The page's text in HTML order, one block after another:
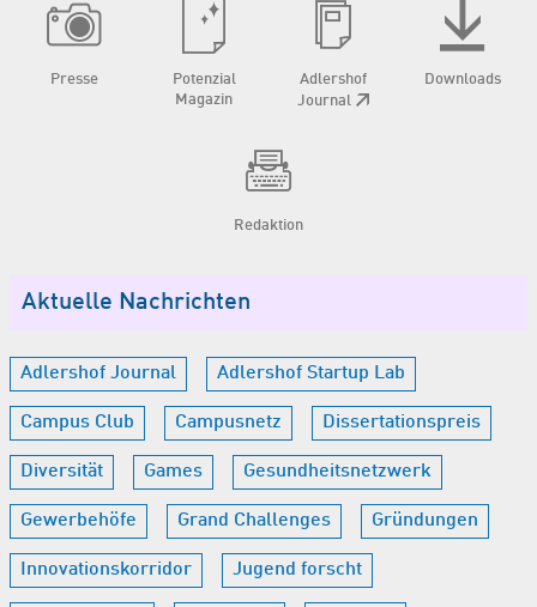
Presse
Potenzial
Magazin
Adlershof
Journal
Downloads
Redaktion
Aktuelle Nachrichten
Adlershof Journal Adlershof Startup Lab
Campus Club Campusnetz Dissertationspreis
Diversität Games Gesundheitsnetzwerk
Gewerbehöfe Grand Challenges Gründungen
Innovationskorridor Jugend forscht